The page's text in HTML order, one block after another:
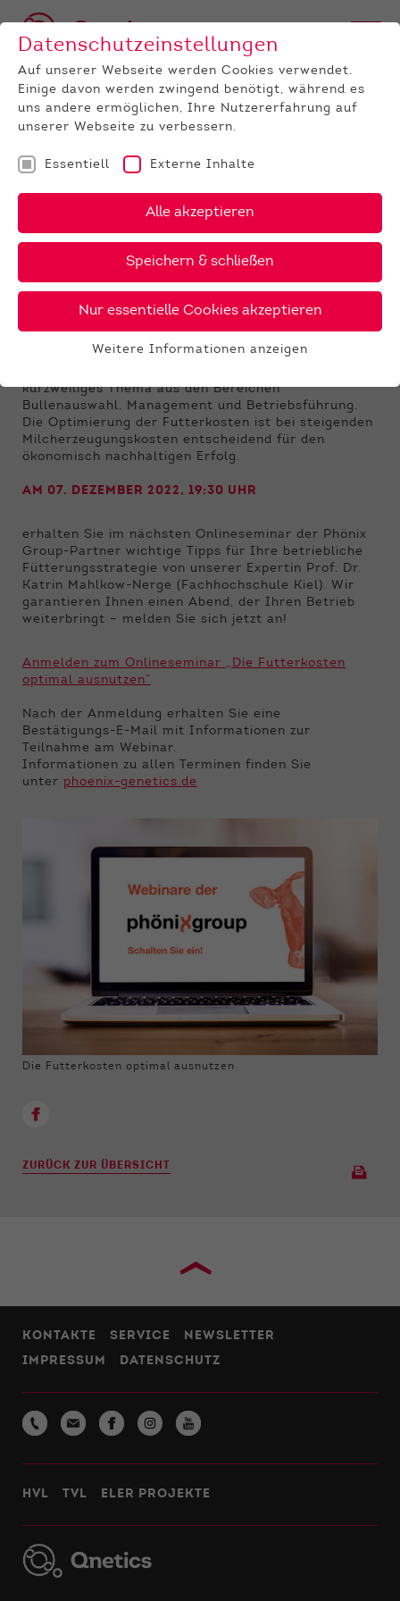
UNTERNEHMEN News
Webinar der Phönix Group:
Futterkosten optimieren
diesem Herbst und Winter eine Reihe von
kurzweiliges Thema aus den Bereichen
Bullenauswahl, Management und Betriebsführung.
Die Optimierung der Futterkosten ist bei steigenden
Milcherzeugungskosten entscheidend für den
ökonomisch nachhaltigen Erfolg.
AM 07. DEZEMBER 2022, 19:30 UHR
erhalten Sie im nächsten Onlineseminar der Phönix
Group-Partner wichtige Tipps für Ihre betriebliche
Fütterungsstrategie von unserer Expertin Prof. Dr.
Katrin Mahlkow-Nerge (Fachhochschule Kiel). Wir
garantieren Ihnen einen Abend, der Ihren Betrieb
weiterbringt – melden Sie sich jetzt an!
Anmelden zum Onlineseminar „Die Futterkosten
optimal ausnutzen“
Nach der Anmeldung erhalten Sie eine
Bestätigungs-E-Mail mit Informationen zur
Teilnahme am Webinar.
Informationen zu allen Terminen finden Sie
unter phoenix-genetics.de
Die Futterkosten optimal ausnutzen
ZURÜCK ZUR ÜBERSICHT
›
KONTAKTE SERVICE
NEWSLETTER
IMPRESSUM
DATENSCHUTZ
HVL TVL ELER PROJEKTE
Datenschutzeinstellungen
Auf unserer Webseite werden Cookies verwendet.
Einige davon werden zwingend benötigt, während es
uns andere ermöglichen, Ihre Nutzererfahrung auf
unserer Webseite zu verbessern.
Essentiell Externe Inhalte
Alle akzeptieren
Speichern & schließen
Nur essentielle Cookies akzeptieren
Funktionen der Webseite benötigt. Dadurch ist
gewährleistet, dass die Webseite einwandfrei
funktioniert.
Laufzeit 1 Jahr
Zweck Cookie Einstellungen speichern
Externe Inhalte
Wir verwenden auf unserer Website externe
Inhalte, um Ihnen zusätzliche Informationen
anzubieten.
Weitere Informationen anzeigen